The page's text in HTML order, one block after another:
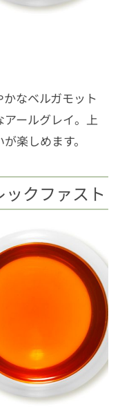
なベルガモット
ールグレイ。上
楽しめます。
クファスト